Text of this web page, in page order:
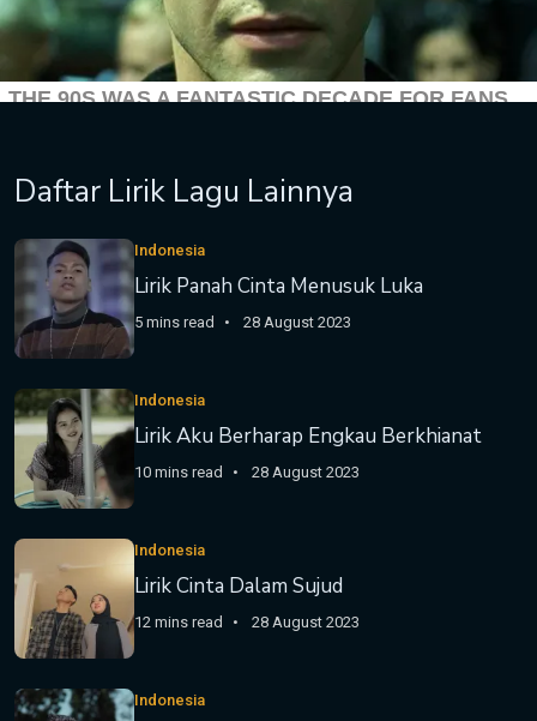
Daftar Lirik Lagu Lainnya
Indonesia
Lirik Panah Cinta Menusuk Luka
5 mins read 28 August 2023
Indonesia
Lirik Aku Berharap Engkau Berkhianat
10 mins read 28 August 2023
Indonesia
Lirik Cinta Dalam Sujud
12 mins read 28 August 2023
Indonesia